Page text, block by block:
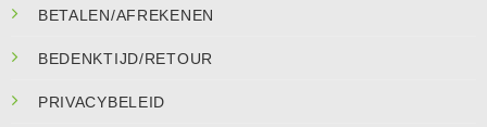
BETALEN/AFREKENEN
BEDENKTIJD/RETOUR
PRIVACYBELEID